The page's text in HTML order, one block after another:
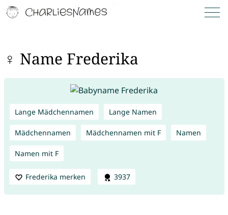
♀ Name Frederika
Lange Mädchennamen Lange Namen
Mädchennamen Mädchennamen mit F Namen
Namen mit F
Frederika merken 3937